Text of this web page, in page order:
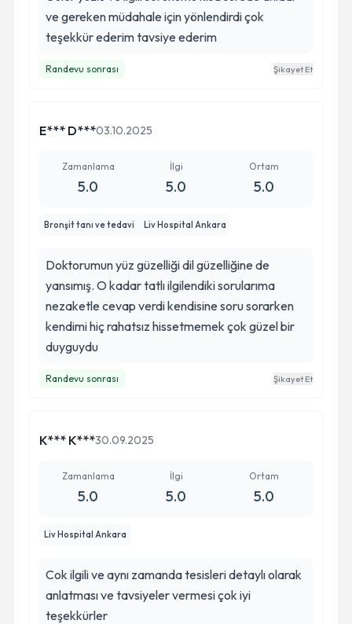
ve gereken müdahale için yönlendirdi çok
teşekkür ederim tavsiye ederim
Randevu sonrası Şikayet Et
E*** D***03.10.2025
Zamanlama
5.0
İlgi
5.0
Ortam
5.0
Bronşit tanı ve tedavi Liv Hospital Ankara
Doktorumun yüz güzelliği dil güzelliğine de
yansımış. O kadar tatlı ilgilendiki sorularıma
nezaketle cevap verdi kendisine soru sorarken
kendimi hiç rahatsız hissetmemek çok güzel bir
duyguydu
Randevu sonrası Şikayet Et
K*** K***30.09.2025
Zamanlama
5.0
İlgi
5.0
Ortam
5.0
Liv Hospital Ankara
Cok ilgili ve aynı zamanda tesisleri detaylı olarak
anlatması ve tavsiyeler vermesi çok iyi
teşekkürler